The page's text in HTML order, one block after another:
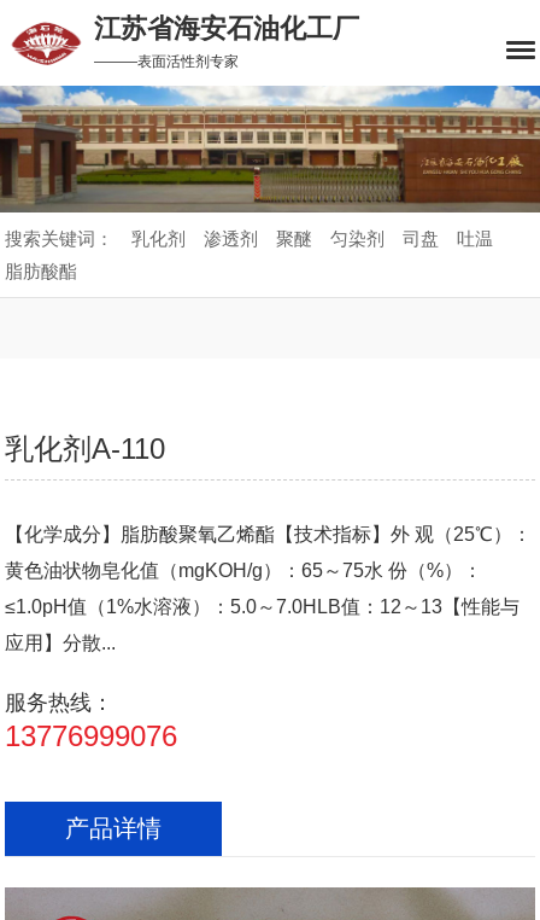
江苏省海安石油化工厂
———表面活性剂专家
搜索关键词： 乳化剂 渗透剂 聚醚 匀染剂 司盘
吐温
脂肪酸酯
乳化剂A-110
【化学成分】脂肪酸聚氧乙烯酯【技术指标】外 观（25℃）：
黄色油状物皂化值（mgKOH/g）：65～75水 份（%）：
≤1.0pH值（1%水溶液）：5.0～7.0HLB值：12～13【性能与
应用】分散...
服务热线：
13776999076
产品详情